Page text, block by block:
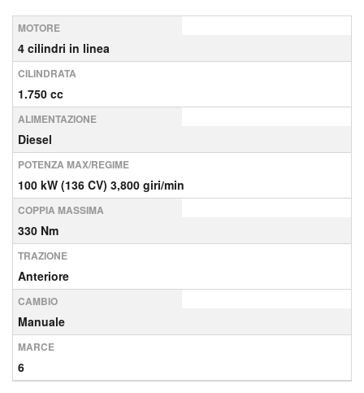
MOTORE
4 cilindri in linea
CILINDRATA
1.750 cc
ALIMENTAZIONE
Diesel
POTENZA MAX/REGIME
100 kW (136 CV) 3,800 giri/min
COPPIA MASSIMA
330 Nm
TRAZIONE
Anteriore
CAMBIO
Manuale
MARCE
6